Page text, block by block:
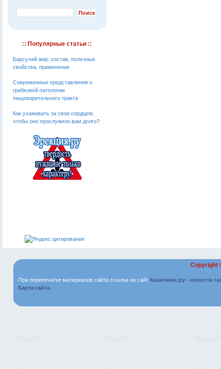
:: Популярные статьи ::
Барсучий жир: состав, полезные
свойства, применение
Современные представления о
грибковой патологии
пищеварительного тракта
Как ухаживать за свои сердцем,
чтобы оно прослужило вам долго?
Copyright
При перепечатке материалов сайта ссылка на сайт Кишечник.ру - новости
Карта сайта